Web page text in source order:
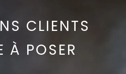
CLIENTS
À POSER